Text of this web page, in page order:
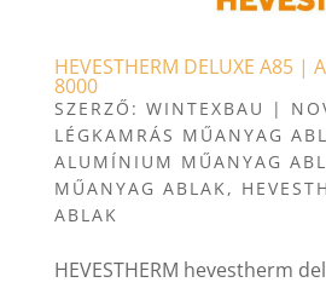
HEVESTHERM DELUXE A85 |
8000
SZERZŐ: WINTEXBAU |
LÉGKAMRÁS MŰANYAG
ALUMÍNIUM MŰANYAG
MŰANYAG ABLAK,
ABLAK
HEVESTHERM hevestherm